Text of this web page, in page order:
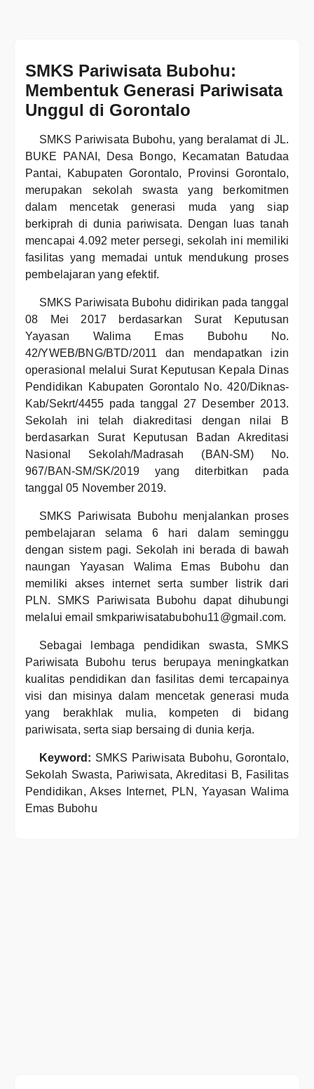
SMKS Pariwisata Bubohu:
Membentuk Generasi Pariwisata
Unggul di Gorontalo
SMKS Pariwisata Bubohu, yang beralamat di JL.
BUKE PANAI, Desa Bongo, Kecamatan Batudaa
Pantai, Kabupaten Gorontalo, Provinsi Gorontalo,
merupakan sekolah swasta yang berkomitmen
dalam mencetak generasi muda yang siap
berkiprah di dunia pariwisata. Dengan luas tanah
mencapai 4.092 meter persegi, sekolah ini memiliki
fasilitas yang memadai untuk mendukung proses
pembelajaran yang efektif.
SMKS Pariwisata Bubohu didirikan pada tanggal
08 Mei 2017 berdasarkan Surat Keputusan
Yayasan Walima Emas Bubohu No.
42/YWEB/BNG/BTD/2011 dan mendapatkan izin
operasional melalui Surat Keputusan Kepala Dinas
Pendidikan Kabupaten Gorontalo No. 420/Diknas-
Kab/Sekrt/4455 pada tanggal 27 Desember 2013.
Sekolah ini telah diakreditasi dengan nilai B
berdasarkan Surat Keputusan Badan Akreditasi
Nasional Sekolah/Madrasah (BAN-SM) No.
967/BAN-SM/SK/2019 yang diterbitkan pada
tanggal 05 November 2019.
SMKS Pariwisata Bubohu menjalankan proses
pembelajaran selama 6 hari dalam seminggu
dengan sistem pagi. Sekolah ini berada di bawah
naungan Yayasan Walima Emas Bubohu dan
memiliki akses internet serta sumber listrik dari
PLN. SMKS Pariwisata Bubohu dapat dihubungi
melalui email smkpariwisatabubohu11@gmail.com.
Sebagai lembaga pendidikan swasta, SMKS
Pariwisata Bubohu terus berupaya meningkatkan
kualitas pendidikan dan fasilitas demi tercapainya
visi dan misinya dalam mencetak generasi muda
yang berakhlak mulia, kompeten di bidang
pariwisata, serta siap bersaing di dunia kerja.
Keyword: SMKS Pariwisata Bubohu, Gorontalo,
Sekolah Swasta, Pariwisata, Akreditasi B, Fasilitas
Pendidikan, Akses Internet, PLN, Yayasan Walima
Emas Bubohu